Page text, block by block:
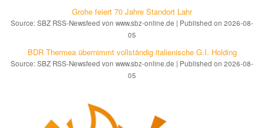
Grohe feiert 70 Jahre Standort Lahr
Source: SBZ RSS-Newsfeed von www.sbz-online.de
Published on 2026-08-
05
BDR Thermea übernimmt vollständig italienische G.I. Holding
Source: SBZ RSS-Newsfeed von www.sbz-online.de
Published on 2026-08-
05